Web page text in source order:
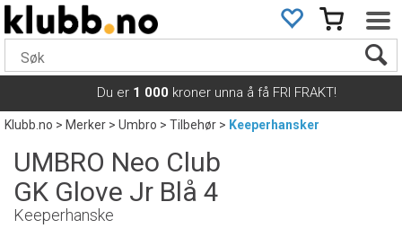
Du er 1 000 kroner unna å få FRI FRAKT!
Klubb.no>Merker>Umbro>Tilbehør> Keeperhansker
UMBRO Neo Club
GK Glove Jr Blå 4
Keeperhanske